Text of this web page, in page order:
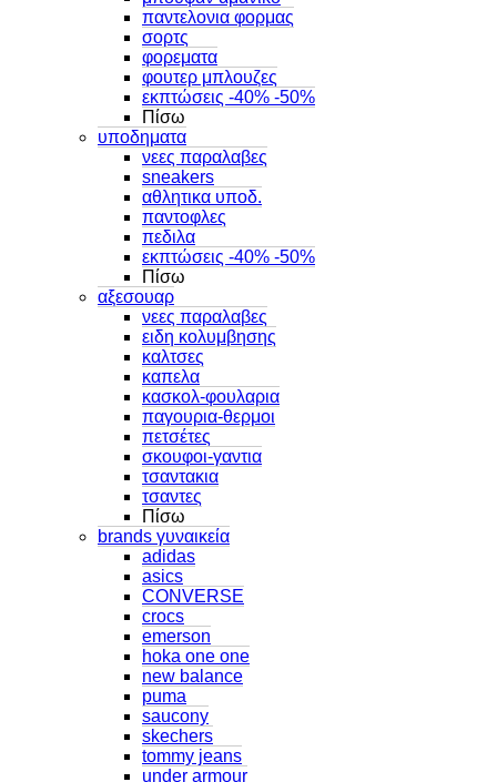
παντελονια φορμας
σορτς
φορεματα
φουτερ μπλουζες
εκπτώσεις -40% -50%
Πίσω
υποδηματα
νεες παραλαβες
sneakers
αθλητικα υποδ.
παντοφλες
πεδιλα
εκπτώσεις -40% -50%
Πίσω
αξεσουαρ
νεες παραλαβες
ειδη κολυμβησης
καλτσες
καπελα
κασκολ-φουλαρια
παγουρια-θερμοι
πετσέτες
σκουφοι-γαντια
τσαντακια
τσαντες
Πίσω
brands γυναικεία
adidas
asics
CONVERSE
crocs
emerson
hoka one one
new balance
puma
saucony
skechers
tommy jeans
under armour